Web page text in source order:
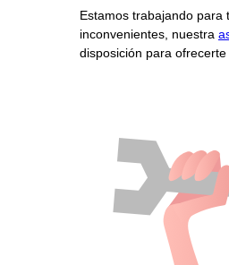
Estamos trabajando para
inconvenientes, nuestra
disposición para